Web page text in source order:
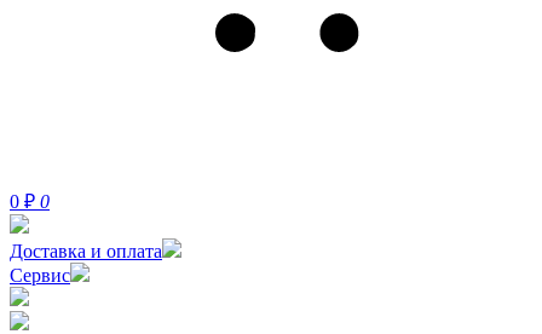
0 ₽ 0
Доставка и оплата
Сервис